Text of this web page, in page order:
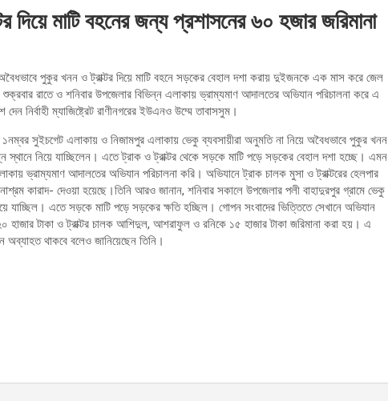
দিয়ে মাটি বহনের জন্য প্রশাসনের ৬০ হজার জরিমানা
পুকুর খনন ও ট্রাক্টর দিয়ে মাটি বহনে সড়কের বেহাল দশা করায় দুইজনকে এক মাস করে জেল
রাতে ও শনিবার উপজেলার বিভিন্ন এলাকায় ভ্রাম্যমাণ আদালতের অভিযান পরিচালনা করে এ
নির্বাহী ম্যাজিষ্ট্রেট রাণীনগরের ইউএনও উম্মে তাবাসসুম।
সুইচগেট এলাকায় ও নিজামপুর এলাকায় ভেকু ব্যবসায়ীরা অনুমতি না নিয়ে অবৈধভাবে পুকুর খনন
নিয়ে যাচ্ছিলেন। এতে ট্রাক ও ট্রাক্টর থেকে সড়কে মাটি পড়ে সড়কের বেহাল দশা হচ্ছে। এমন
ভ্রাম্যমাণ আদালতের অভিযান পরিচালনা করি। অভিযানে ট্রাক চালক মুসা ও ট্রাক্টরের হেলপার
দেওয়া হয়েছে।তিনি আরও জানান, শনিবার সকালে উপজেলার পলী বাহাদুরপুর গ্রামে ভেকু
যাচ্ছিল। এতে সড়কে মাটি পড়ে সড়কের ক্ষতি হচ্ছিল। গোপন সংবাদের ভিত্তিতে সেখানে অভিযান
হাজার টাকা ও ট্রাক্টর চালক আশিদুল, আশরাফুল ও রনিকে ১৫ হাজার টাকা জরিমানা করা হয়। এ
অব্যাহত থাকবে বলেও জানিয়েছেন তিনি।